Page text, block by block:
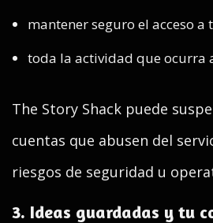
mantener seguro el acceso a
toda la actividad que ocurra
The Story Shack puede
cuentas que abusen del
riesgos de seguridad u
3. Ideas guardadas y tu